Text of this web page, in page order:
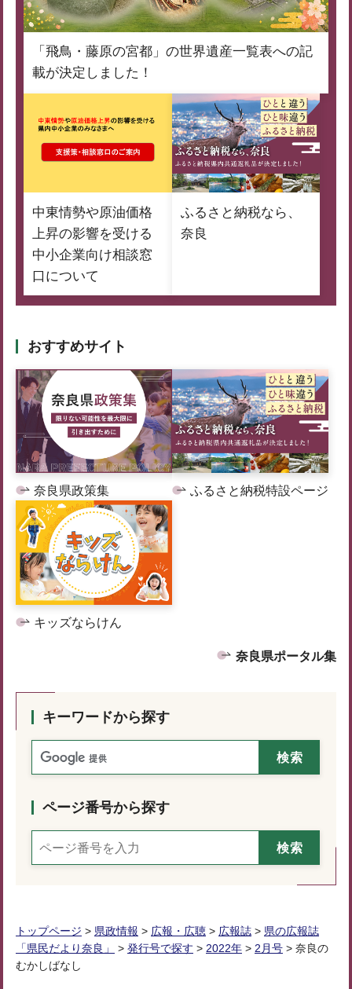
「飛鳥・藤原の宮都」の世界遺産一覧表への記
載が決定しました！
中東情勢や原油価格
上昇の影響を受ける
中小企業向け相談窓
口について
ふるさと納税なら、
奈良
おすすめサイト
奈良県政策集 ふるさと納税特設ページ
キッズならけん
奈良県ポータル集
キーワードから探す
ページ番号から探す
トップページ > 県政情報 > 広報・広聴 > 広報誌 > 県の広報誌
「県民だより奈良」
> 発行号で探す > 2022年 > 2月号 > 奈良の
むかしばなし